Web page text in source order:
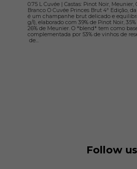
0.75 L Cuvée | Castas: Pinot Noir, Meunier,
Branco O Cuvée Princes Brut 4ª Edição,
é um champanhe brut delicado e
g/l), elaborado com 39% de Pinot Noir,
26% de Meunier. O *blend* tem como
complementada por 53% de vinhos de
de...
Follow us